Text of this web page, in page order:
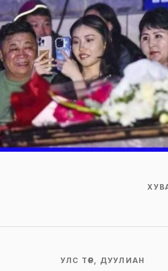
УЛС ТӨР, ДУУЛИАН